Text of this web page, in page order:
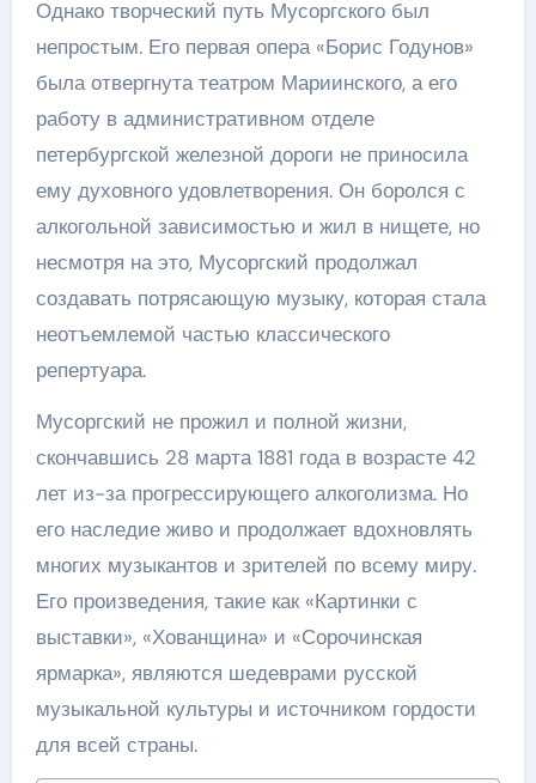
Однако творческий путь Мусоргского был
непростым. Его первая опера «Борис Годунов»
была отвергнута театром Мариинского, а его
работу в административном отделе
петербургской железной дороги не приносила
ему духовного удовлетворения. Он боролся с
алкогольной зависимостью и жил в нищете, но
несмотря на это, Мусоргский продолжал
создавать потрясающую музыку, которая стала
неотъемлемой частью классического
репертуара.
Мусоргский не прожил и полной жизни,
скончавшись 28 марта 1881 года в возрасте 42
лет из-за прогрессирующего алкоголизма. Но
его наследие живо и продолжает вдохновлять
многих музыкантов и зрителей по всему миру.
Его произведения, такие как «Картинки с
выставки», «Хованщина» и «Сорочинская
ярмарка», являются шедеврами русской
музыкальной культуры и источником гордости
для всей страны.